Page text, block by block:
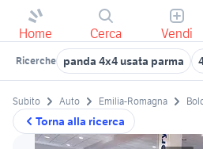
Home Cerca Vendi
Ricerche panda 4x4 usata parma
Torna alla ricerca
Subito Auto Emilia-Romagna